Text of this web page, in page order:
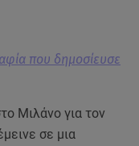
που δημοσίευσε
Μιλάνο για τον
σε μια